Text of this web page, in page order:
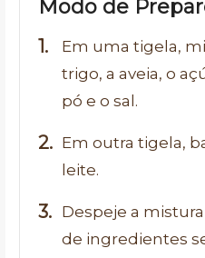
Modo de
Em uma tigela,
trigo, a aveia, o
pó e o sal.
Em outra tigela,
leite.
Despeje a
de ingredientes